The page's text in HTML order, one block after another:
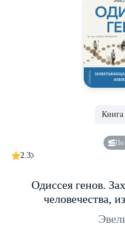
Книга
По
2.3
Одиссея генов.
человечества,